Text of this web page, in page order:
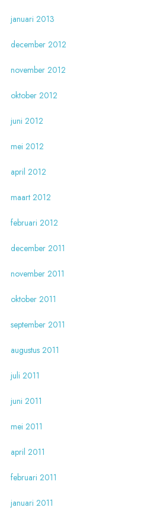
januari 2013
december 2012
november 2012
oktober 2012
juni 2012
mei 2012
april 2012
maart 2012
februari 2012
december 2011
november 2011
oktober 2011
september 2011
augustus 2011
juli 2011
juni 2011
mei 2011
april 2011
februari 2011
januari 2011